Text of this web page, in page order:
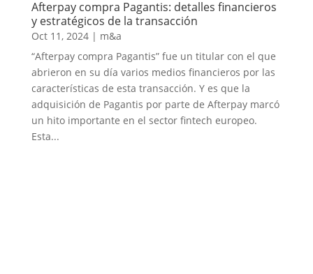
Afterpay compra Pagantis: detalles financieros
y estratégicos de la transacción
Oct 11, 2024| m&a
“Afterpay compra Pagantis” fue un titular con el que
abrieron en su día varios medios financieros por las
características de esta transacción. Y es que la
adquisición de Pagantis por parte de Afterpay marcó
un hito importante en el sector fintech europeo.
Esta...